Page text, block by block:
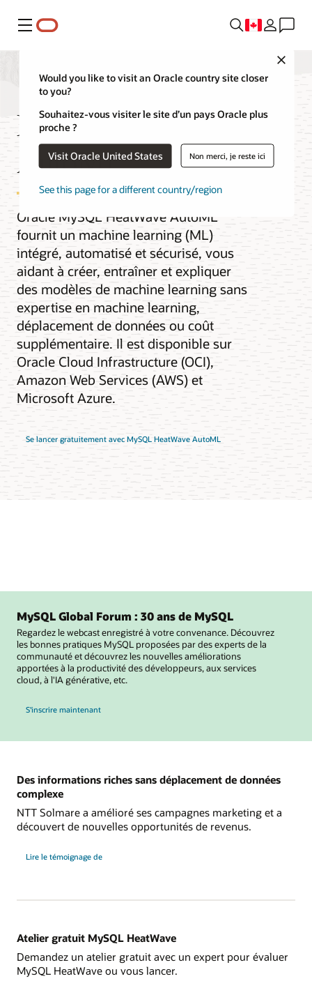
Menu
Would you like to visit an Oracle country site closer
to you?
Souhaitez-vous visiter le site d’un pays Oracle plus
proche ?
Visit Oracle United States Non merci, je reste ici
See this page for a different country/region
MySQL HeatWave
AutoML
Oracle MySQL HeatWave AutoML
fournit un machine learning (ML)
intégré, automatisé et sécurisé, vous
aidant à créer, entraîner et expliquer
des modèles de machine learning sans
expertise en machine learning,
déplacement de données ou coût
supplémentaire. Il est disponible sur
Oracle Cloud Infrastructure (OCI),
Amazon Web Services (AWS) et
Microsoft Azure.
Se lancer gratuitement avec MySQL HeatWave AutoML
MySQL Global Forum : 30 ans de MySQL
Regardez le webcast enregistré à votre convenance. Découvrez
les bonnes pratiques MySQL proposées par des experts de la
communauté et découvrez les nouvelles améliorations
apportées à la productivité des développeurs, aux services
cloud, à l'IA générative, etc.
S'inscrire maintenant
Des informations riches sans déplacement de données
complexe
NTT Solmare a amélioré ses campagnes marketing et a
découvert de nouvelles opportunités de revenus.
Lire le témoignage de
Solmare
Atelier gratuit MySQL HeatWave
Demandez un atelier gratuit avec un expert pour évaluer
MySQL HeatWave ou vous lancer.